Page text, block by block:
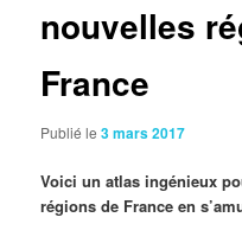
nouvelles
France
Publié le3 mars 2017
Voici un atlas ingénieux
régions de France en